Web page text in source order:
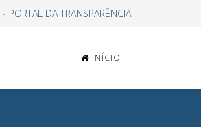
- PORTAL DA TRANSPARÊNCIA
INÍCIO